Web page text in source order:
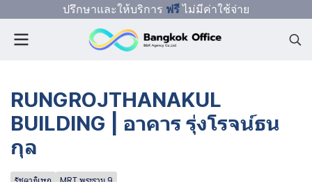
ปรึกษาและให้บริการ ฟรีไม่มีค่าใช้จ่าย
RUNGROJTHANAKUL
BUILDING | อาคาร รุ่งโรจน์ธน
กุล